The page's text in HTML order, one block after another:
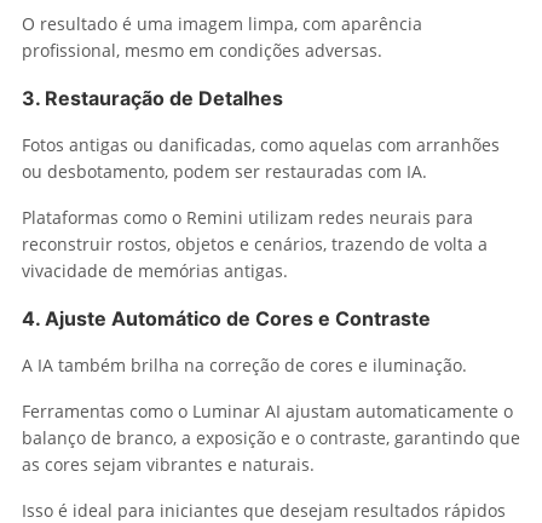
O resultado é uma imagem limpa, com aparência
profissional, mesmo em condições adversas.
3. Restauração de Detalhes
Fotos antigas ou danificadas, como aquelas com arranhões
ou desbotamento, podem ser restauradas com IA.
Plataformas como o Remini utilizam redes neurais para
reconstruir rostos, objetos e cenários, trazendo de volta a
vivacidade de memórias antigas.
4. Ajuste Automático de Cores e Contraste
A IA também brilha na correção de cores e iluminação.
Ferramentas como o Luminar AI ajustam automaticamente o
balanço de branco, a exposição e o contraste, garantindo que
as cores sejam vibrantes e naturais.
Isso é ideal para iniciantes que desejam resultados rápidos